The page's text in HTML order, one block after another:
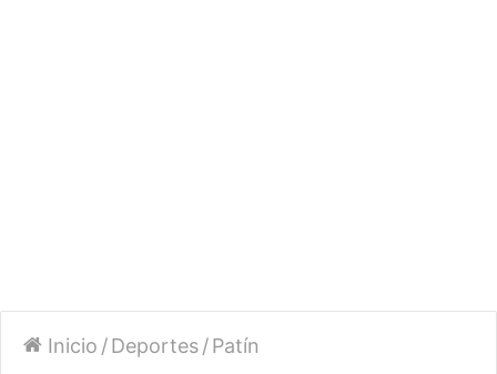
Inicio /Deportes/Patín